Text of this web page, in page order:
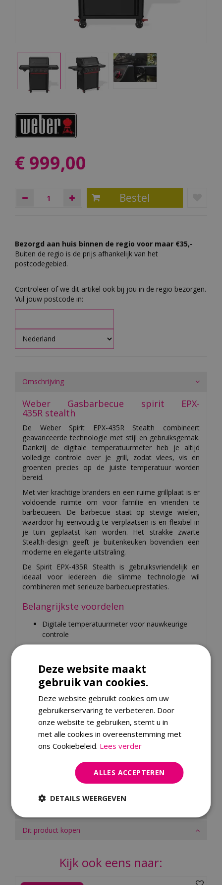
€ 999,00
Bezorgd aan huis binnen de regio voor maar €35,-
Buiten de regio is de prijs afhankelijk van het
postcodegebied.
Controleer of we dit artikel ook bij jou in de regio bezorgen.
Vul jouw postcode in:
Omschrijving
Weber Gasbarbecue spirit EPX-
435R stealth
De Weber Spirit EPX-435R Stealth combineert
geavanceerde technologie met stijl en gebruiksgemak.
Dankzij de digitale temperatuurmeter heb je altijd
volledige controle over je grill, zodat vlees, vis en
groenten precies op de juiste temperatuur worden
bereid.
Met vier krachtige branders en een ruime grillplaat is er
voldoende ruimte om voor familie en vrienden te
barbecueën. De barbecue staat op stevige wielen,
waardoor hij eenvoudig te verplaatsen is en flexibel in
je tuin geplaatst kan worden. Het strakke zwarte
Stealth-design geeft je buitenkeuken bovendien een
moderne en elegante uitstraling.
De Spirit EPX-435R Stealth is gebruiksvriendelijk en
ideaal voor iedereen die slimme technologie wil
combineren met serieuze barbecueprestaties.
Belangrijkste voordelen
Digitale temperatuurmeter voor nauwkeurige
controle
Vier krachtige gasbranders voor een gelijkmatige
Eenvoudig te verplaatsen dankzij stevige wielen
Modern Stealth-design in stijlvol zwart
Hoogwaardige Weber-kwaliteit voor jarenlang
barbecueplezier
77924920455
Weber
Dit product kopen
Kijk ook eens naar:
Deze website maakt
gebruik van cookies.
Deze website gebruikt cookies om uw
gebruikerservaring te verbeteren. Door
onze website te gebruiken, stemt u in
met alle cookies in overeenstemming met
ons Cookiebeleid. Lees verder
ALLES ACCEPTEREN
DETAILS WEERGEVEN